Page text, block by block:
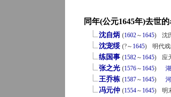
同年(公元1645年)去世的
沈自炳 (1602～ 1645) 沈
沈宠绥 (?～ 1645) 明代
练国事 (1582～ 1645) 应
张之光 (1576～ 1645)
王乔栋 (1587～ 1645)
冯元仲 (1554～ 1645) 明